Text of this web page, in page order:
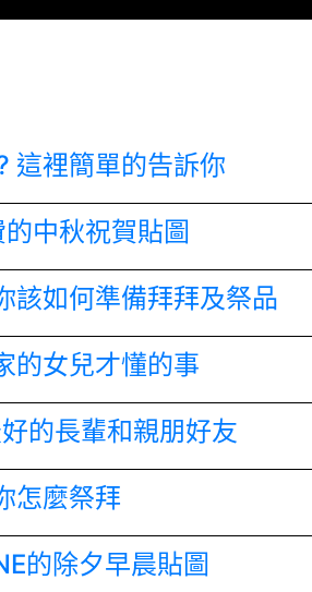
這裡簡單的告訴你
中秋祝賀貼圖
該如何準備拜拜及祭品
的女兒才懂的事
的長輩和親朋好友
怎麼祭拜
的除夕早晨貼圖